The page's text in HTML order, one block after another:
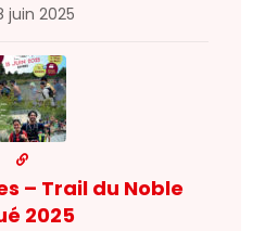
juin 2025
– Trail du Noble
2025